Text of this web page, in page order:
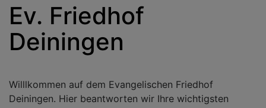
Ev. Friedhof
Deiningen
Willlkommen auf dem Evangelischen Friedhof
Deiningen. Hier beantworten wir Ihre wichtigsten